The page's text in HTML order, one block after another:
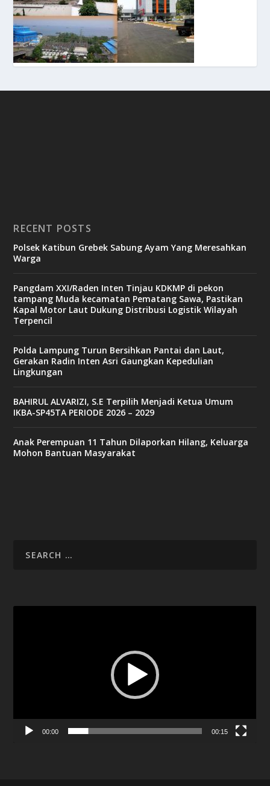
RECENT POSTS
Polsek Katibun Grebek Sabung Ayam Yang Meresahkan
Warga
Pangdam XXI/Raden Inten Tinjau KDKMP di pekon
tampang Muda kecamatan Pematang Sawa, Pastikan
Kapal Motor Laut Dukung Distribusi Logistik Wilayah
Terpencil
Polda Lampung Turun Bersihkan Pantai dan Laut,
Gerakan Radin Inten Asri Gaungkan Kepedulian
Lingkungan
BAHIRUL ALVARIZI, S.E Terpilih Menjadi Ketua Umum
IKBA-SP45TA PERIODE 2026 – 2029
Anak Perempuan 11 Tahun Dilaporkan Hilang, Keluarga
Mohon Bantuan Masyarakat
00:00 00:15